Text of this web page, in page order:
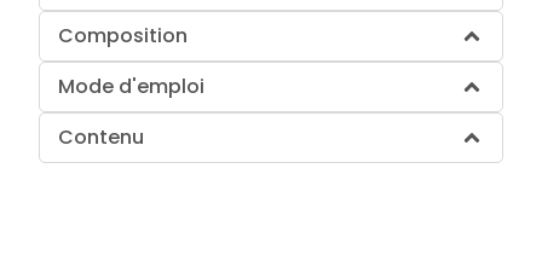
Composition
Mode d'emploi
Contenu